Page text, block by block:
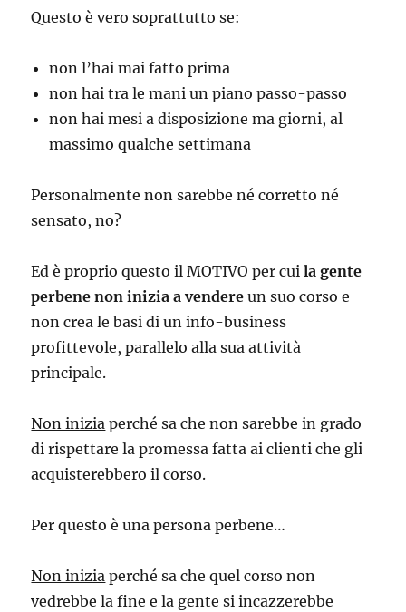
Questo è vero soprattutto se:
non l’hai mai fatto prima
non hai tra le mani un piano passo-passo
non hai mesi a disposizione ma giorni, al
massimo qualche settimana
Personalmente non sarebbe né corretto né
sensato, no?
Ed è proprio questo il MOTIVO per cuila gente
perbene non inizia a vendere un suo corso e
non crea le basi di un info-business
profittevole, parallelo alla sua attività
principale.
Non inizia perché sa che non sarebbe in grado
di rispettare la promessa fatta ai clienti che gli
acquisterebbero il corso.
Per questo è una persona perbene…
Non inizia perché sa che quel corso non
vedrebbe la fine e la gente si incazzerebbe